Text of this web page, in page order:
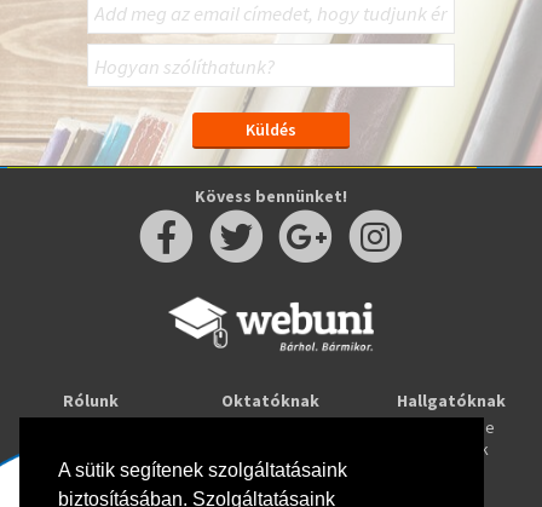
A sütik segítenek szolgáltatásaink
biztosításában. Szolgáltatásaink
Kövess bennünket!
Rólunk
Oktatóknak
Webuni Stúdió
Hallgatóknak
Tanulj online
Képzések